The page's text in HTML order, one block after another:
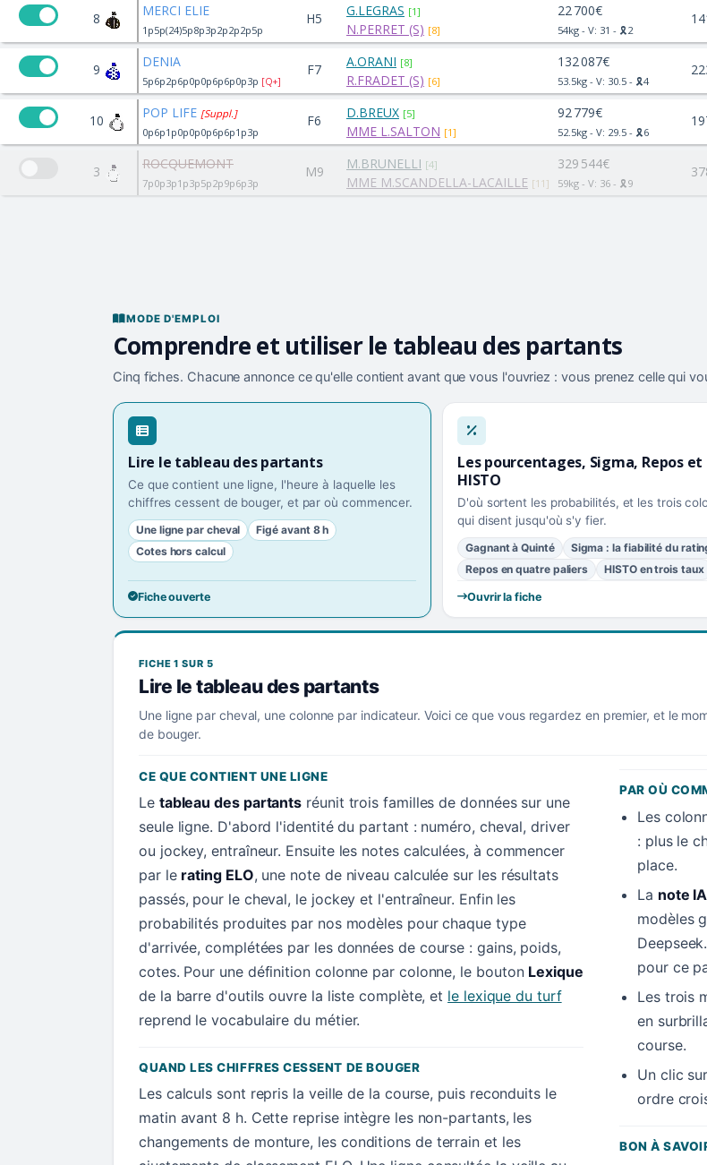
8 MERCI ELIE
1p5p(24)5p8p3p2p2p2p5p
H5 G.LEGRAS [1]
N.PERRET (S) [8]
22 700€
54kg - V: 31 - 🎗️2
9 DENIA
5p6p2p6p0p0p6p6p0p3p [Q+]
F7 A.ORANI [8]
R.FRADET (S) [6]
132 087€
53.5kg - V: 30.5 - 🎗️4
10 POP LIFE [Suppl.]
0p6p1p0p0p0p6p6p1p3p
F6 D.BREUX [5]
MME L.SALTON [1]
92 779€
52.5kg - V: 29.5 - 🎗️6
3 ROCQUEMONT
7p0p3p1p3p5p2p9p6p3p
M9 M.BRUNELLI [4]
MME M.SCANDELLA-LACAILLE [11]
329 544€
59kg - V: 36 - 🎗️9
MODE D'EMPLOI
Comprendre et utiliser le tableau des partants
Cinq fiches. Chacune annonce ce qu'elle contient avant que vous l'ouvriez : vous prenez celle qui
Lire le tableau des partants
Ce que contient une ligne, l'heure à laquelle les
chiffres cessent de bouger, et par où commencer.
Une ligne par cheval
Figé avant 8 h
Cotes hors calcul
Fiche ouverte
Les pourcentages, Sigma, Repos et
HISTO
D'où sortent les probabilités, et les trois
qui disent jusqu'où s'y fier.
Gagnant à Quinté
Sigma : la fiabilité du
Repos en quatre paliers
HISTO en trois taux
Ouvrir la fiche
FICHE 1 SUR 5
Lire le tableau des partants
Une ligne par cheval, une colonne par indicateur. Voici ce que vous regardez en premier, et le
de bouger.
CE QUE CONTIENT UNE LIGNE
Le tableau des partants réunit trois familles de données sur une
seule ligne. D'abord l'identité du partant : numéro, cheval, driver
ou jockey, entraîneur. Ensuite les notes calculées, à commencer
par le rating ELO, une note de niveau calculée sur les résultats
passés, pour le cheval, le jockey et l'entraîneur. Enfin les
probabilités produites par nos modèles pour chaque type
d'arrivée, complétées par les données de course : gains, poids,
cotes. Pour une définition colonne par colonne, le bouton Lexique
de la barre d'outils ouvre la liste complète, et le lexique du turf
reprend le vocabulaire du métier.
QUAND LES CHIFFRES CESSENT DE BOUGER
Les calculs sont repris la veille de la course, puis reconduits le
matin avant 8 h. Cette reprise intègre les non-partants, les
changements de monture, les conditions de terrain et les
PAR OÙ
Les
: plus le
place.
La note
modèles
pour ce
Les trois
en
course.
Un clic
ordre
BON À